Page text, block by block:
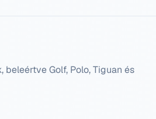
Golf, Polo, Tiguan és